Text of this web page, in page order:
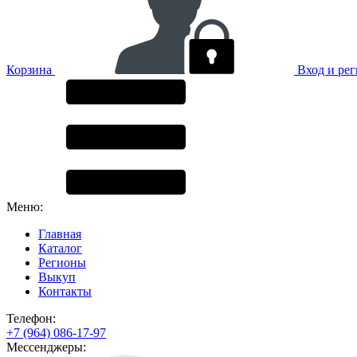
Корзина Вход и
Меню:
Главная
Каталог
Регионы
Выкуп
Контакты
Телефон:
+7 (964) 086-17-97
Мессенджеры: